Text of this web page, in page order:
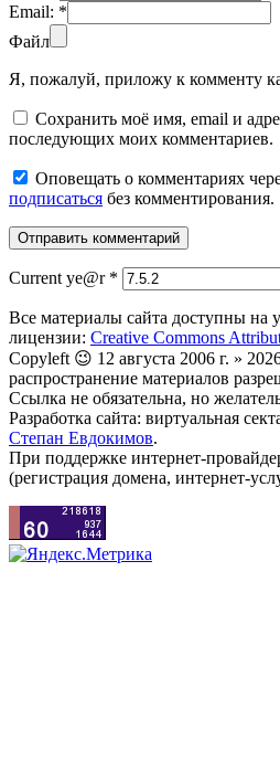
Email: *
Файл
Я, пожалуй, приложу к комменту
Сохранить моё имя, email и
последующих моих комментариев.
Оповещать о комментариях
подписаться без комментирования.
Current ye@r *
Все материалы сайта доступны на
лицензии: Creative Commons
Copyleft 😉 12 августа 2006 г. »
распространение материалов
Ссылка не обязательна, но
Разработка сайта: виртуальная
Степан Евдокимов.
При поддержке интернет-
(регистрация домена, интернет-